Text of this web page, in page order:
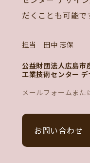
だくことも可能で
担当 田中 志保
公益財団法人広島市
工業技術センター
メールフォームまた
お問い合わせ